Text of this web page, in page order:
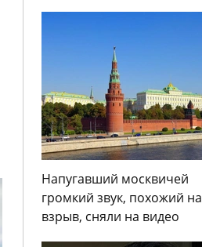
Напугавший москвичей
громкий звук, похожий на
взрыв, сняли на видео